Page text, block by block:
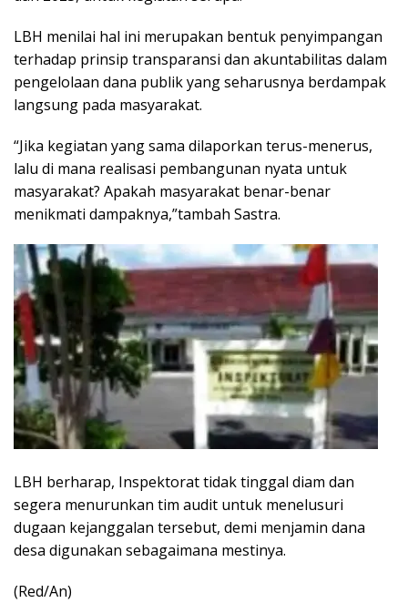
LBH menilai hal ini merupakan bentuk penyimpangan
terhadap prinsip transparansi dan akuntabilitas dalam
pengelolaan dana publik yang seharusnya berdampak
langsung pada masyarakat.
“Jika kegiatan yang sama dilaporkan terus-menerus,
lalu di mana realisasi pembangunan nyata untuk
masyarakat? Apakah masyarakat benar-benar
menikmati dampaknya,”tambah Sastra.
LBH berharap, Inspektorat tidak tinggal diam dan
segera menurunkan tim audit untuk menelusuri
dugaan kejanggalan tersebut, demi menjamin dana
desa digunakan sebagaimana mestinya.
(Red/An)